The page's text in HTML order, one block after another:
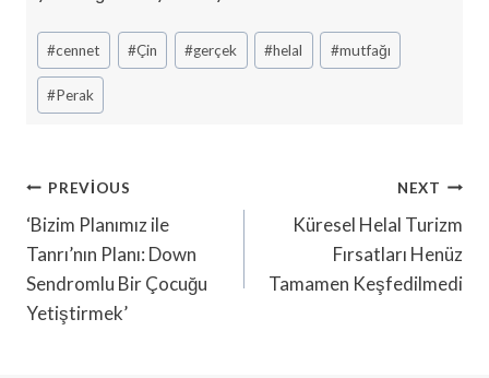
Post
Tags:
#cennet #Çin #gerçek #helal #mutfağı
#Perak
Yazı
Gezinmesi
PREVIOUS
‘Bizim Planımız ile
Tanrı’nın Planı: Down
Sendromlu Bir Çocuğu
Yetiştirmek’
NEXT
Küresel Helal Turizm
Fırsatları Henüz
Tamamen Keşfedilmedi